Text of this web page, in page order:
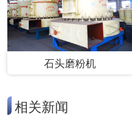
石头磨粉机
相关新闻